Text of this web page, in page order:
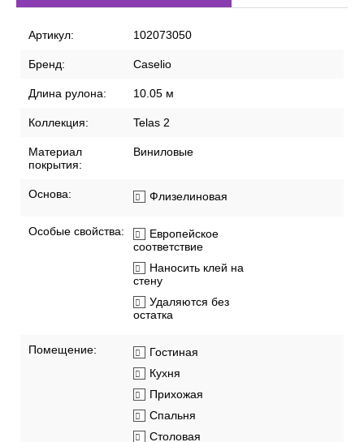
Артикул: 102073050
Бренд: Caselio
Длина рулона: 10.05 м
Коллекция: Telas 2
Материал
покрытия:
Виниловые
Основа: Флизелиновая
Особые свойства:
Европейское
соответствие
Наносить клей на
стену
Удаляются без
остатка
Помещение:
Гостиная
Кухня
Прихожая
Спальня
Столовая